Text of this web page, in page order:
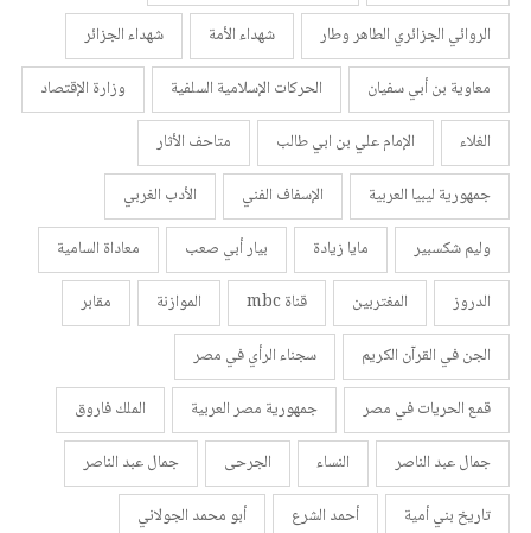
الروائي الجزائري الطاهر وطار
شهداء الأمة
شهداء الجزائر
معاوية بن أبي سفيان
الحركات الإسلامية السلفية
وزارة الإقتصاد
الغلاء
الإمام علي بن ابي طالب
متاحف الأثار
جمهورية ليبيا العربية
الإسفاف الفني
الأدب الغربي
وليم شكسبير
مايا زيادة بيار أبي صعب
معاداة السامية
الدروز
المغتربين قناة mbc الموازنة
مقابر
الجن في القرآن الكريم
سجناء الرأي في مصر
قمع الحريات في مصر
جمهورية مصر العربية
الملك فاروق
جمال عبد الناصر
النساء الجرحى
جمال عبد الناصر
تاريخ بني أمية
أحمد الشرع
أبو محمد الجولاني